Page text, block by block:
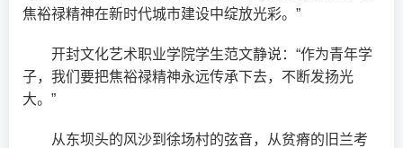
焦裕禄精神在新时代城市建设中绽放光彩。”
开封文化艺术职业学院学生范文静说：“作为青年学
子，我们要把焦裕禄精神永远传承下去，不断发扬光
大。”
从东坝头的风沙到徐场村的弦音，从贫瘠的旧兰考